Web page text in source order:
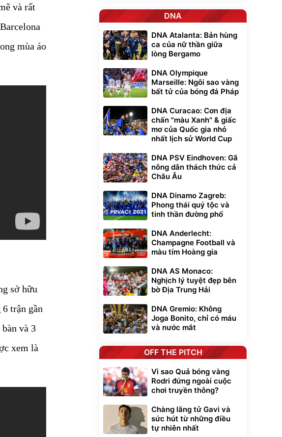
và rất
mùa áo
sở hữu
trận gần
và 3
xem là
DNA
DNA Atalanta: Bản hùng
ca của nữ thần giữa
lòng Bergamo
DNA Olympique
Marseille: Ngôi sao vàng
bất tử của bóng đá Pháp
DNA Curacao: Cơn địa
chấn "màu Xanh" & giấc
mơ của Quốc gia nhỏ
nhất lịch sử World Cup
DNA PSV Eindhoven: Gã
nông dân thách thức cả
Châu Âu
DNA Dinamo Zagreb:
Phong thái quý tộc và
tinh thần đường phố
DNA Anderlecht:
Champagne Football và
màu tím Hoàng gia
DNA AS Monaco:
Nghịch lý tuyệt đẹp bên
bờ Địa Trung Hải
DNA Gremio: Không
Joga Bonito, chỉ có máu
và nước mắt
OFF THE PITCH
Vì sao Quả bóng vàng
Rodri đứng ngoài cuộc
chơi truyền thông?
Chàng lãng tử Gavi và
sức hút từ những điều
tự nhiên nhất